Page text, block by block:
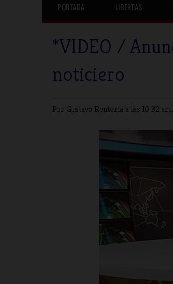
PORTADA LIBERTAS
*VIDEO /
noticiero
Por Gustavo Rentería a las 10:32